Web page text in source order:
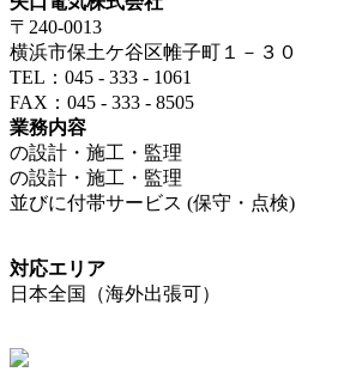
〒240-0013
横浜市保土ケ谷区帷子町１－３０
TEL：045 - 333 - 1061
FAX：045 - 333 - 8505
業務内容
の設計・施工・監理
の設計・施工・監理
並びに付帯サービス (保守・点検)
対応エリア
日本全国（海外出張可）